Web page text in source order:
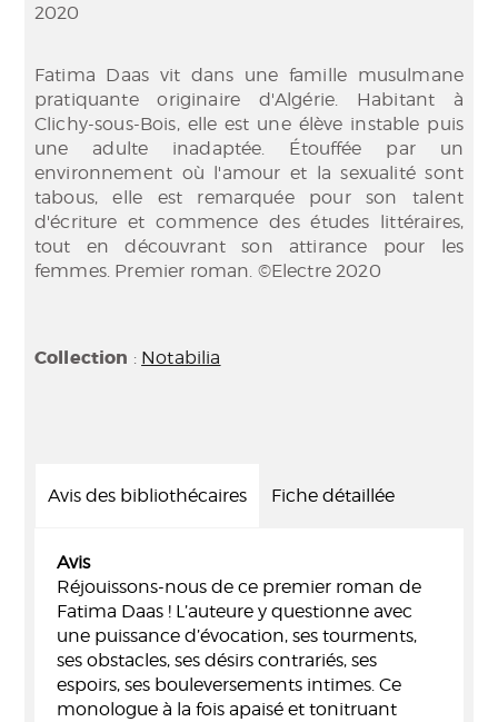
2020
Fatima Daas vit dans une famille musulmane
pratiquante originaire d'Algérie. Habitant à
Clichy-sous-Bois, elle est une élève instable puis
une adulte inadaptée. Étouffée par un
environnement où l'amour et la sexualité sont
tabous, elle est remarquée pour son talent
d'écriture et commence des études littéraires,
tout en découvrant son attirance pour les
femmes. Premier roman. ©Electre 2020
Collection : Notabilia
Avis des bibliothécaires Fiche détaillée
Avis
Réjouissons-nous de ce premier roman de
Fatima Daas ! L’auteure y questionne avec
une puissance d’évocation, ses tourments,
ses obstacles, ses désirs contrariés, ses
espoirs, ses bouleversements intimes. Ce
monologue à la fois apaisé et tonitruant